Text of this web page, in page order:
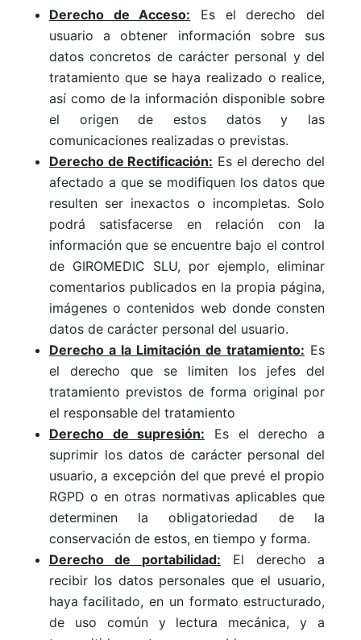
Derecho de Acceso: Es el derecho del
usuario a obtener información sobre sus
datos concretos de carácter personal y del
tratamiento que se haya realizado o realice,
así como de la información disponible sobre
el origen de estos datos y las
comunicaciones realizadas o previstas.
Derecho de Rectificación: Es el derecho del
afectado a que se modifiquen los datos que
resulten ser inexactos o incompletas. Solo
podrá satisfacerse en relación con la
información que se encuentre bajo el control
de GIROMEDIC SLU, por ejemplo, eliminar
comentarios publicados en la propia página,
imágenes o contenidos web donde consten
datos de carácter personal del usuario.
Derecho a la Limitación de tratamiento: Es
el derecho que se limiten los jefes del
tratamiento previstos de forma original por
el responsable del tratamiento
Derecho de supresión: Es el derecho a
suprimir los datos de carácter personal del
usuario, a excepción del que prevé el propio
RGPD o en otras normativas aplicables que
determinen la obligatoriedad de la
conservación de estos, en tiempo y forma.
Derecho de portabilidad: El derecho a
recibir los datos personales que el usuario,
haya facilitado, en un formato estructurado,
de uso común y lectura mecánica, y a